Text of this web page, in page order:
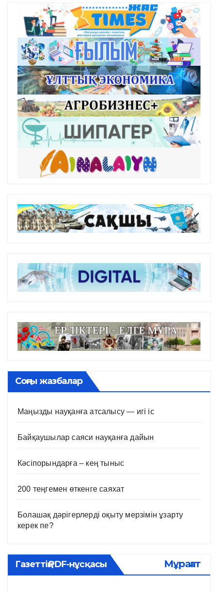
Соңғы жазбалар
Маңызды науқанға атсалысу — игі іс
Байқаушылар саяси науқанға дайын
Кәсіпорындарға – кең тыныс
200 теңгемен өткенге саяхат
Болашақ дәрігерлерді оқыту мерзімін ұзарту
керек пе?
Газеттің PDF-нұсқасы Мұрағат